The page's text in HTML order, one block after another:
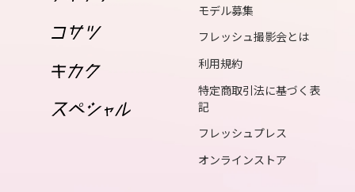
16
tue
モデル募集
フレッシュ撮影会とは
利用規約
特定商取引法に基づく表
記
フレッシュプレス
オンラインストア